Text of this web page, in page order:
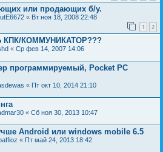
или продающих б/у.
« Вт ноя 18, 2008 22:48
1 2
КПК/КОММУНИКАТОР???
« Ср фев 14, 2007 14:06
программируемый, Pocket PC
« Пт окт 10, 2014 21:10
« Сб ноя 30, 2013 10:47
Android или windows mobile 6.5
« Пт май 24, 2013 18:42